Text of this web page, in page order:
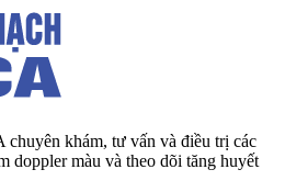
chuyên khám, tư vấn và điều trị các
doppler màu và theo dõi tăng huyết